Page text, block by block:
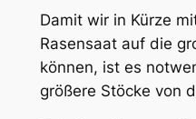
Damit wir in Kürze
Rasensaat auf die
können, ist es
größere Stöcke von